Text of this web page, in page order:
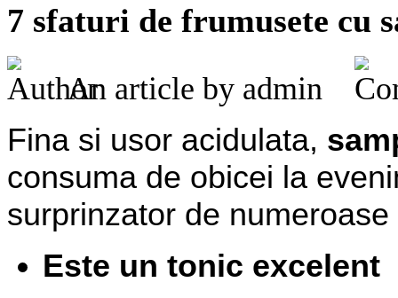
7 sfaturi de frumusete cu
An article by admin
Fina si usor acidulata,
consuma de obicei la
surprinzator de
Este un tonic excelent